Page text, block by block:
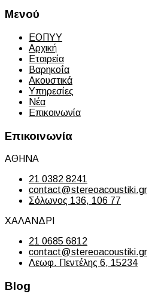
Μενού
ΕΟΠΥΥ
Αρχική
Εταιρεία
Βαρηκοΐα
Ακουστικά
Υπηρεσίες
Νέα
Επικοινωνία
Επικοινωνία
ΑΘΗΝΑ
21 0382 8241
contact@stereoacoustiki.gr
Σόλωνος 136, 106 77
ΧΑΛΑΝΔΡΙ
21 0685 6812
contact@stereoacoustiki.gr
Λεωφ. Πεντέλης 6, 15234
Blog